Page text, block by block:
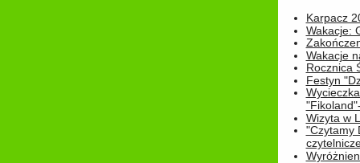
Karpacz
Wakacje:
Wakacje
Rocznica
Festyn
Wizyta w
"Czytamy